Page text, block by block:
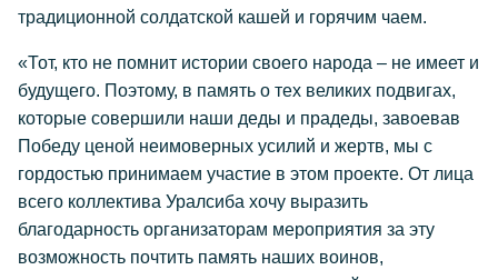
традиционной солдатской кашей и горячим чаем.
«Тот, кто не помнит истории своего народа – не имеет и
будущего. Поэтому, в память о тех великих подвигах,
которые совершили наши деды и прадеды, завоевав
Победу ценой неимоверных усилий и жертв, мы с
гордостью принимаем участие в этом проекте. От лица
всего коллектива Уралсиба хочу выразить
благодарность организаторам мероприятия за эту
возможность почтить память наших воинов,